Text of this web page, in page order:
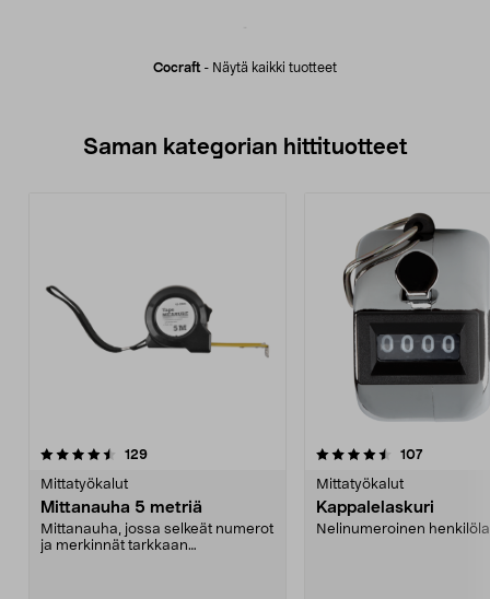
Cocraft - Näytä kaikki tuotteet
Saman kategorian hittituotteet
129arvostelut
Mittatyökalut
Mittanauha 5 metriä
Mittanauha, jossa selkeät numerot
ja merkinnät tarkkaan
4.5 viidestä
107arvostelut
Mittatyökalut
Kappalelaskuri
Nelinumeroinen
5.0 viidestä